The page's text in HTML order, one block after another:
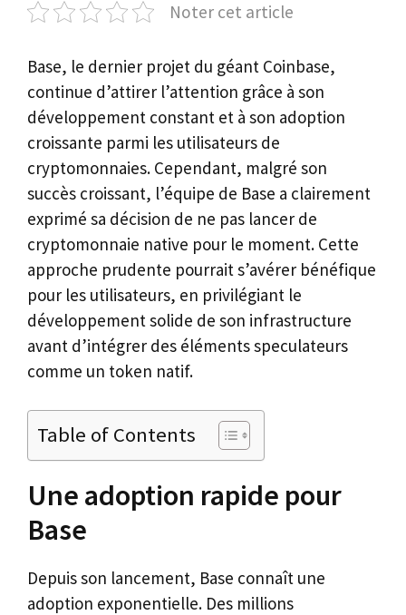
Noter cet article
Base, le dernier projet du géant Coinbase,
continue d’attirer l’attention grâce à son
développement constant et à son adoption
croissante parmi les utilisateurs de
cryptomonnaies. Cependant, malgré son
succès croissant, l’équipe de Base a clairement
exprimé sa décision de ne pas lancer de
cryptomonnaie native pour le moment. Cette
approche prudente pourrait s’avérer bénéfique
pour les utilisateurs, en privilégiant le
développement solide de son infrastructure
avant d’intégrer des éléments speculateurs
comme un token natif.
Table of Contents
Une adoption rapide pour
Base
Depuis son lancement, Base connaît une
adoption exponentielle. Des millions